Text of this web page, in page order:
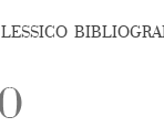
LESSICO